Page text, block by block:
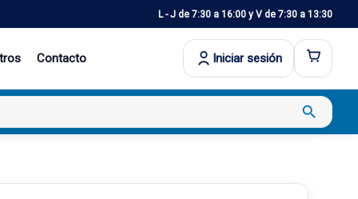
L - J de 7:30 a 16:00 y V de 7:30 a 13:30
Contacto Iniciar sesión
search